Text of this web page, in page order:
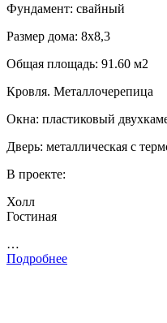
Фундамент: свайный
Размер дома: 8х8,3
Общая площадь: 91.60 м2
Кровля. Металлочерепица
Окна: пластиковый
Дверь: металлическая с
В проекте:
Холл
Гостиная
…
Подробнее